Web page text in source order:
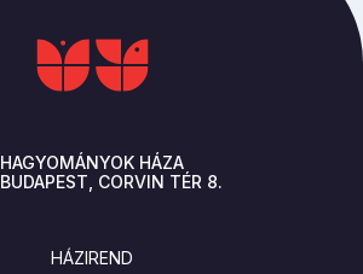
HAGYOMÁNYOK HÁZA
BUDAPEST CORVIN TÉR 8.
HÁZIREND